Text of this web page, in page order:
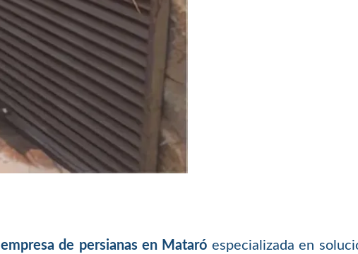
empresa de persianas en Mataró especializada en